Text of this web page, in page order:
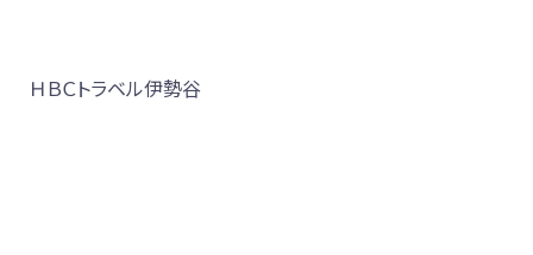
ＨＢＣトラベル伊勢谷